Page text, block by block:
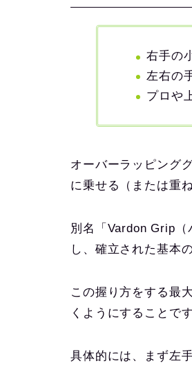
右手の
左右の
プロや
オーバーラッピング
に乗せる（または重
別名「Vardon Grip（
し、確立された基本
この握り方をする最
くようにすることです
具体的には、まず左